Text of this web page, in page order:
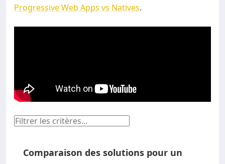
Progressive Web Apps vs Natives.
Comparaison des solutions pour un